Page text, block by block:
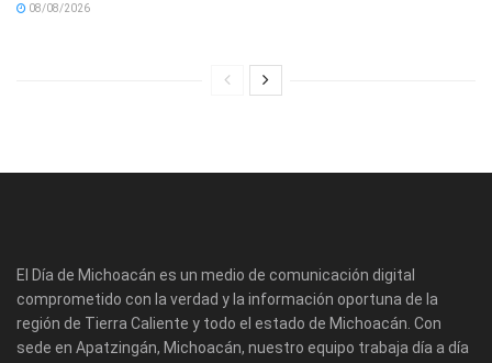
08/08/2026
El Día de Michoacán es un medio de comunicación digital
comprometido con la verdad y la información oportuna de la
región de Tierra Caliente y todo el estado de Michoacán. Con
sede en Apatzingán, Michoacán, nuestro equipo trabaja día a día